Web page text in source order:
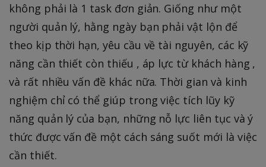
không phải là 1 task đơn giản. Giống như một
người quản lý, hằng ngày bạn phải vật lộn để
theo kịp thời hạn, yêu cầu về tài nguyên, các kỹ
năng cần thiết còn thiếu , áp lực từ khách hàng ,
và rất nhiều vấn đề khác nữa. Thời gian và kinh
nghiệm chỉ có thể giúp trong việc tích lũy kỹ
năng quản lý của bạn, những nỗ lực liên tục và ý
thức được vấn đề một cách sáng suốt mới là việc
cần thiết.